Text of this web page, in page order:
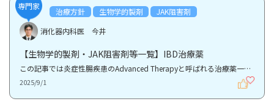
専門家
治療方針 生物学的製剤
JAK阻害剤
消化器内科医 今井
【生物学的製剤・JAK阻害剤等一覧】IBD治療薬
この記事では炎症性腸疾患のAdvanced Therapyと呼ばれる治療薬一覧を紹介します。 Advanced Therapyと...
2025/9/1